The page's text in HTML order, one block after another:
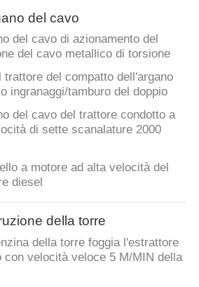
del cavo
del cavo di azionamento del
del cavo metallico di torsione
trattore del compatto dell'argano
ingranaggi/tamburo del doppio
del cavo del trattore condotto a
di sette scanalature 2000
a motore ad alta velocità del
diesel
della torre
della torre foggia l'estrattore
con velocità veloce 5 M/MIN della